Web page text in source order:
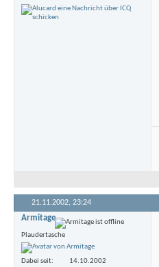
21.11.2002, 23:24
Armitage
Plaudertasche
Dabei seit
14.10.2002